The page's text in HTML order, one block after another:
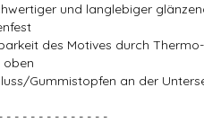
und langlebiger
des Motives durch
oben
Gummistopfen an der
- - - - - - - - - - - - -